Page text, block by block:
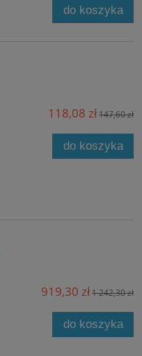
do koszyka
118,08 zł147,60 zł
do koszyka
919,30 zł1 242,30 zł
do koszyka